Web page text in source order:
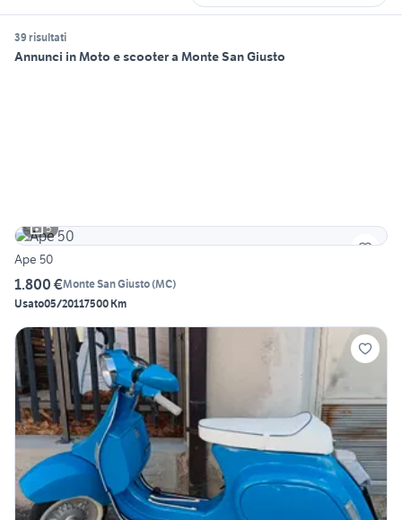
39 risultati
Annunci in Moto e scooter a Monte San Giusto
5
Ape 50
1.800 €Monte San Giusto(MC)
Usato05/20117500 Km